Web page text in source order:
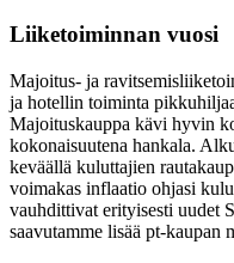
Liiketoiminnan vuosi
Majoitus- ja
ja hotellin toiminta
Majoituskauppa kävi hyvin
kokonaisuutena hankala.
keväällä kuluttajien
voimakas inflaatio ohjasi
vauhdittivat erityisesti uudet
saavutamme lisää pt-kaupan